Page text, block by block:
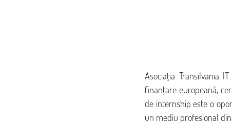
Asociația Transilvania
finanțare europeană,
de internship este o
un mediu profesional